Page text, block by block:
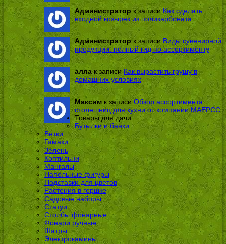
Администратор к записиКак сделать
входной козырек из поликарбоната
Администраторк записиВиды сувенирной
продукции: полный гид по ассортименту
аллак записиКак вырастить грушу в
домашних условиях
Максимк записиОбзор ассортимента
столешниц для кухни от компании МАЕРСС
Товары для дачи
Бутылки и банки
Ветки
Гамаки
Зелень
Коптильни
Мангалы
Напольные фигуры
Подставки для цветов
Растения в горшке
Садовые наборы
Статуи
Столбы фонарные
Фонари ручные
Шатры
Электрокамины